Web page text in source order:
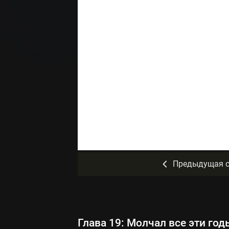
Предыдущая
Глава 19: Молчал все эти